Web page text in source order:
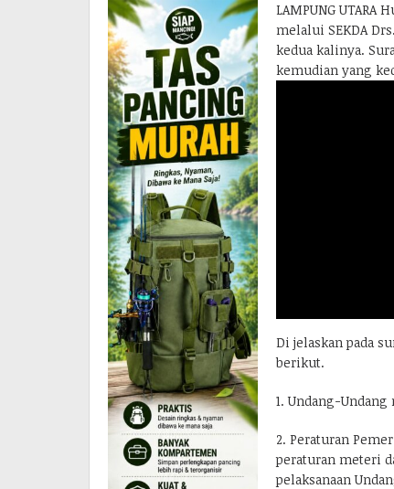
LAMPUNG
melalui SEKDA
kedua kalinya.
kemudian yang
Di jelaskan pada
berikut.
1. Undang-
2. Peraturan
peraturan meteri
pelaksanaan